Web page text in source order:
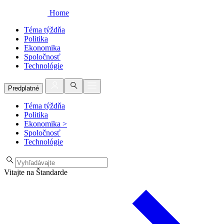
Home
Téma týždňa
Politika
Ekonomika
Spoločnosť
Technológie
Predplatné
Téma týždňa
Politika
Ekonomika >
Spoločnosť
Technológie
Vitajte na Štandarde